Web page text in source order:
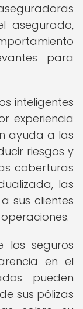
asegurado,
para
inteligentes
experiencia
ayuda a las
riesgos y
coberturas
las
sus clientes
los seguros
en el
pueden
sus pólizas